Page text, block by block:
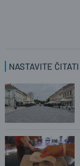
NASTAVITE ČITATI